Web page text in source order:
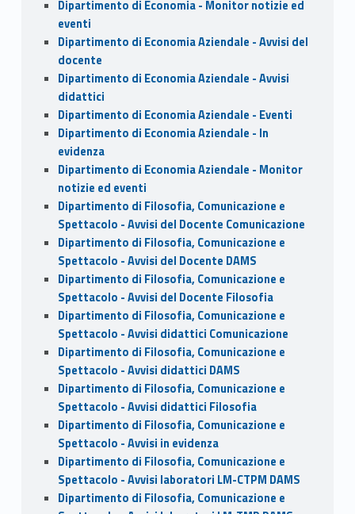
Dipartimento di Economia - Monitor notizie ed
eventi
Dipartimento di Economia Aziendale - Avvisi del
docente
Dipartimento di Economia Aziendale - Avvisi
didattici
Dipartimento di Economia Aziendale - Eventi
Dipartimento di Economia Aziendale - In
evidenza
Dipartimento di Economia Aziendale - Monitor
notizie ed eventi
Dipartimento di Filosofia, Comunicazione e
Spettacolo - Avvisi del Docente Comunicazione
Dipartimento di Filosofia, Comunicazione e
Spettacolo - Avvisi del Docente DAMS
Dipartimento di Filosofia, Comunicazione e
Spettacolo - Avvisi del Docente Filosofia
Dipartimento di Filosofia, Comunicazione e
Spettacolo - Avvisi didattici Comunicazione
Dipartimento di Filosofia, Comunicazione e
Spettacolo - Avvisi didattici DAMS
Dipartimento di Filosofia, Comunicazione e
Spettacolo - Avvisi didattici Filosofia
Dipartimento di Filosofia, Comunicazione e
Spettacolo - Avvisi in evidenza
Dipartimento di Filosofia, Comunicazione e
Spettacolo - Avvisi laboratori LM-CTPM DAMS
Dipartimento di Filosofia, Comunicazione e